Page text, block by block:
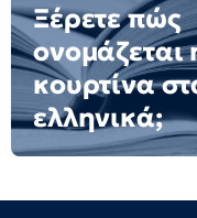
Ξέρετε πώς
ονομάζεται
κουρτίνα
ελληνικά;